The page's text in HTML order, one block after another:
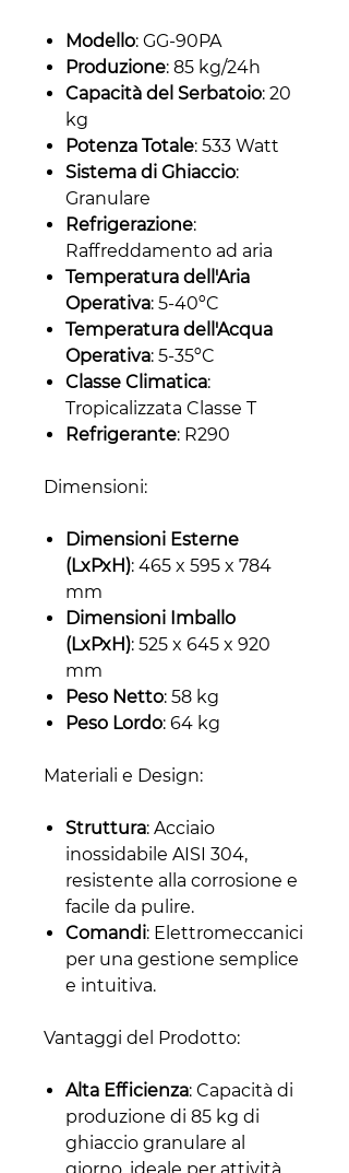
Modello: GG-90PA
Produzione: 85 kg/24h
Capacità del Serbatoio: 20
kg
Potenza Totale: 533 Watt
Sistema di Ghiaccio:
Granulare
Refrigerazione:
Raffreddamento ad aria
Temperatura dell'Aria
Operativa: 5-40ºC
Temperatura dell'Acqua
Operativa: 5-35ºC
Classe Climatica:
Tropicalizzata Classe T
Refrigerante: R290
Dimensioni:
Dimensioni Esterne
(LxPxH): 465 x 595 x 784
mm
Dimensioni Imballo
(LxPxH): 525 x 645 x 920
mm
Peso Netto: 58 kg
Peso Lordo: 64 kg
Materiali e Design:
Struttura: Acciaio
inossidabile AISI 304,
resistente alla corrosione e
facile da pulire.
Comandi: Elettromeccanici
per una gestione semplice
e intuitiva.
Vantaggi del Prodotto:
Alta Efficienza: Capacità di
produzione di 85 kg di
ghiaccio granulare al